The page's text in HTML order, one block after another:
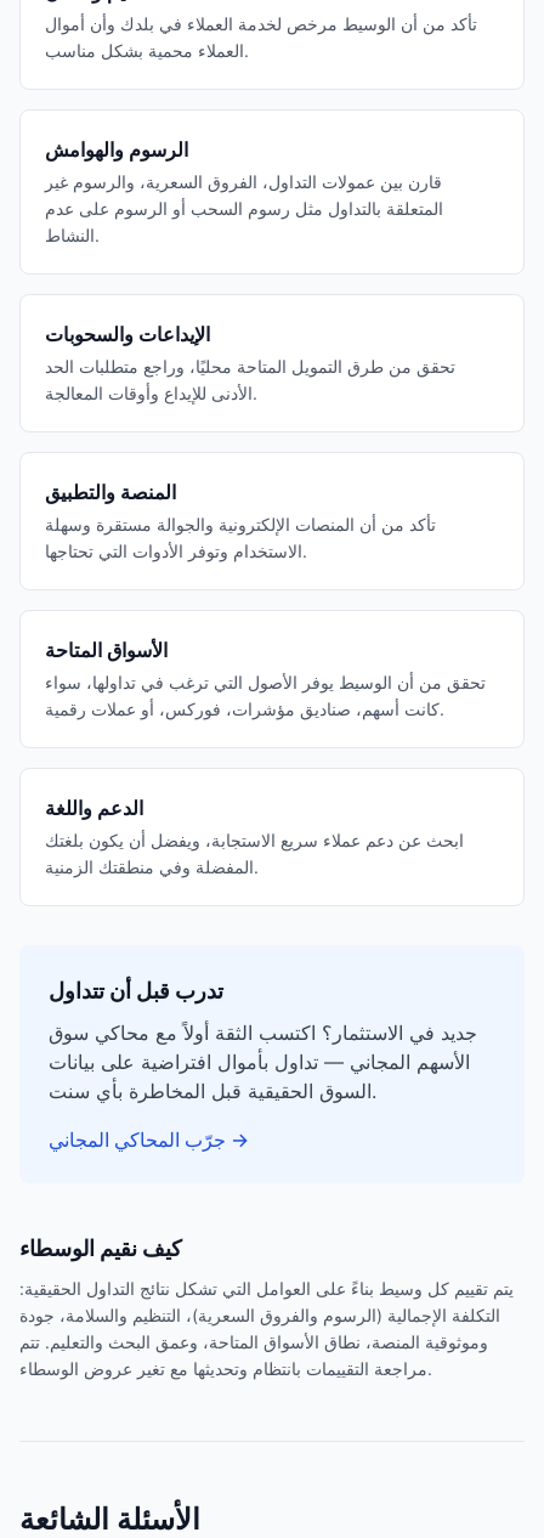
تأكد من أن الوسيط مرخص لخدمة العملاء في بلدك وأن أموال
العملاء محمية بشكل مناسب.
الرسوم والهوامش
قارن بين عمولات التداول، الفروق السعرية، والرسوم غير
المتعلقة بالتداول مثل رسوم السحب أو الرسوم على عدم
النشاط.
الإيداعات والسحوبات
تحقق من طرق التمويل المتاحة محليًا، وراجع متطلبات الحد
الأدنى للإيداع وأوقات المعالجة.
المنصة والتطبيق
تأكد من أن المنصات الإلكترونية والجوالة مستقرة وسهلة
الاستخدام وتوفر الأدوات التي تحتاجها.
الأسواق المتاحة
تحقق من أن الوسيط يوفر الأصول التي ترغب في تداولها، سواء
كانت أسهم، صناديق مؤشرات، فوركس، أو عملات رقمية.
الدعم واللغة
ابحث عن دعم عملاء سريع الاستجابة، ويفضل أن يكون بلغتك
المفضلة وفي منطقتك الزمنية.
تدرب قبل أن تتداول
جديد في الاستثمار؟ اكتسب الثقة أولاً مع محاكي سوق
الأسهم المجاني — تداول بأموال افتراضية على بيانات
السوق الحقيقية قبل المخاطرة بأي سنت.
جرّب المحاكي المجاني →
كيف نقيم الوسطاء
يتم تقييم كل وسيط بناءً على العوامل التي تشكل نتائج التداول الحقيقية:
التكلفة الإجمالية (الرسوم والفروق السعرية)، التنظيم والسلامة، جودة
وموثوقية المنصة، نطاق الأسواق المتاحة، وعمق البحث والتعليم. تتم
مراجعة التقييمات بانتظام وتحديثها مع تغير عروض الوسطاء.
الأسئلة الشائعة